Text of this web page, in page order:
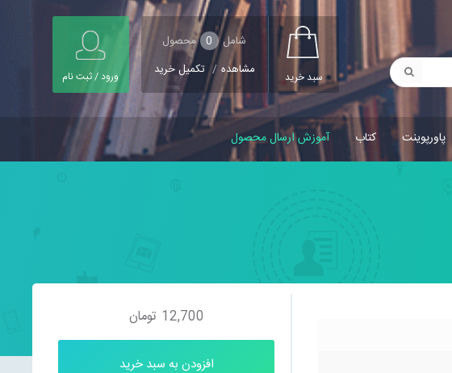
سبد خرید
شامل 0 محصول
مشاهده / تکمیل خرید ورود / ثبت نام
پاورپوینت کتاب آموزش ارسال محصول
12,700 تومان
افزودن به سبد خرید